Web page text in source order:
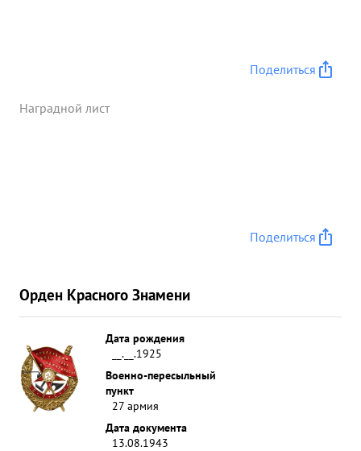
Поделиться
Наградной лист
Поделиться
Орден Красного Знамени
Дата рождения
__.__.1925
Военно-пересыльный
пункт
27 армия
Дата документа
13.08.1943